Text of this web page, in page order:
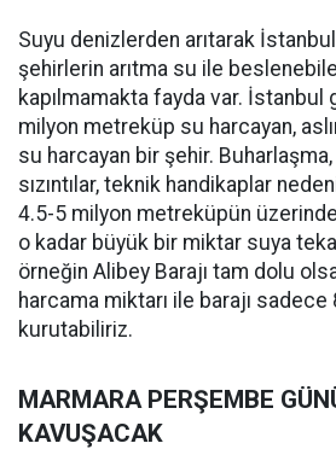
Suyu denizlerden arıtarak
şehirlerin arıtma su ile
kapılmamakta fayda var. İstanbul
milyon metreküp su harcayan,
su harcayan bir şehir.
sızıntılar, teknik handikaplar
4.5-5 milyon metreküpün üzerinde
o kadar büyük bir miktar suya
örneğin Alibey Barajı tam dolu
harcama miktarı ile barajı
kurutabiliriz.
MARMARA PERŞEMBE
KAVUŞACAK